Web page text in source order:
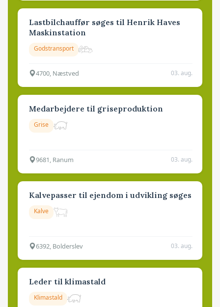
Lastbilchauffør søges til Henrik Haves
Maskinstation
Godstransport
4700, Næstved 03. aug.
Medarbejdere til griseproduktion
Grise
9681, Ranum 03. aug.
Kalvepasser til ejendom i udvikling søges
Kalve
6392, Bolderslev 03. aug.
Leder til klimastald
Klimastald